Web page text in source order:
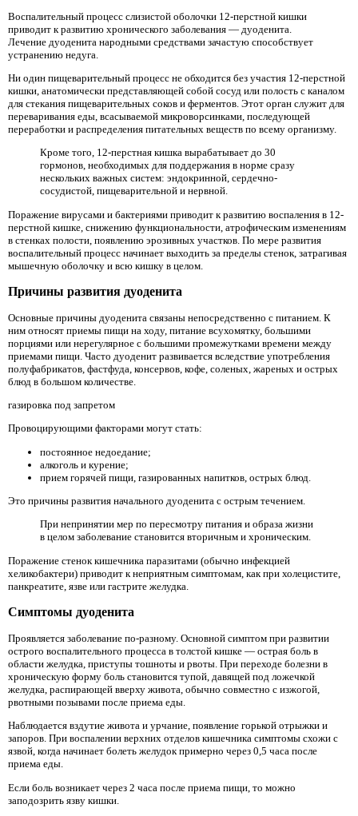
Воспалительный процесс слизистой оболочки 12-перстной кишки
приводит к развитию хронического заболевания — дуоденита.
Лечение дуоденита народными средствами зачастую способствует
устранению недуга.
Ни один пищеварительный процесс не обходится без участия 12-перстной
кишки, анатомически представляющей собой сосуд или полость с каналом
для стекания пищеварительных соков и ферментов. Этот орган служит для
переваривания еды, всасываемой микроворсинками, последующей
переработки и распределения питательных веществ по всему организму.
Кроме того, 12-перстная кишка вырабатывает до 30
гормонов, необходимых для поддержания в норме сразу
нескольких важных систем: эндокринной, сердечно-
сосудистой, пищеварительной и нервной.
Поражение вирусами и бактериями приводит к развитию воспаления в 12-
перстной кишке, снижению функциональности, атрофическим изменениям
в стенках полости, появлению эрозивных участков. По мере развития
воспалительный процесс начинает выходить за пределы стенок, затрагивая
мышечную оболочку и всю кишку в целом.
Причины развития дуоденита
Основные причины дуоденита связаны непосредственно с питанием. К
ним относят приемы пищи на ходу, питание всухомятку, большими
порциями или нерегулярное с большими промежутками времени между
приемами пищи. Часто дуоденит развивается вследствие употребления
полуфабрикатов, фастфуда, консервов, кофе, соленых, жареных и острых
блюд в большом количестве.
газировка под запретом
Провоцирующими факторами могут стать:
постоянное недоедание;
алкоголь и курение;
прием горячей пищи, газированных напитков, острых блюд.
Это причины развития начального дуоденита с острым течением.
При непринятии мер по пересмотру питания и образа жизни
в целом заболевание становится вторичным и хроническим.
Поражение стенок кишечника паразитами (обычно инфекцией
хеликобактери) приводит к неприятным симптомам, как при холецистите,
панкреатите, язве или гастрите желудка.
Симптомы дуоденита
Проявляется заболевание по-разному. Основной симптом при развитии
острого воспалительного процесса в толстой кишке — острая боль в
области желудка, приступы тошноты и рвоты. При переходе болезни в
хроническую форму боль становится тупой, давящей под ложечкой
желудка, распирающей вверху живота, обычно совместно с изжогой,
рвотными позывами после приема еды.
Наблюдается вздутие живота и урчание, появление горькой отрыжки и
запоров. При воспалении верхних отделов кишечника симптомы схожи с
язвой, когда начинает болеть желудок примерно через 0,5 часа после
приема еды.
Если боль возникает через 2 часа после приема пищи, то можно
заподозрить язву кишки.